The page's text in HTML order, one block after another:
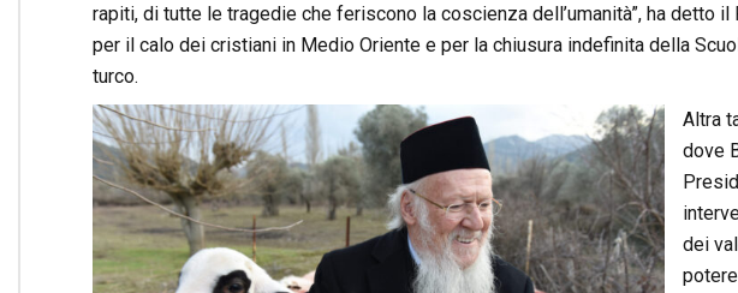
rapiti, di tutte le tragedie che feriscono la coscienza dell’umanità”, ha detto
per il calo dei cristiani in Medio Oriente e per la chiusura indefinita della
turco.
Altra
dove
dei